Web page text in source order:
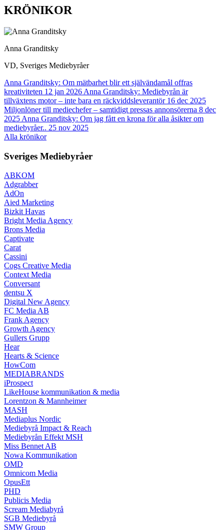
KRÖNIKOR
Anna Granditsky
VD, Sveriges Mediebyråer
Anna Granditsky: Om mätbarhet blir ett självändamål offras
kreativiteten 12 jan 2026 Anna Granditsky: Mediebyrån är
tillväxtens motor – inte bara en räckviddsleverantör16 dec 2025
Miljonlöner till mediechefer – samtidigt pressas annonsörerna 8 dec
2025 Anna Granditsky: Om jag fått en krona för alla åsikter om
mediebyråer.. 25 nov 2025
Alla krönikor
Sveriges Mediebyråer
ABKOM
Adgrabber
AdOn
Aied Marketing
Bizkit Havas
Bright Media Agency
Brons Media
Captivate
Carat
Cassini
Cogs Creative Media
Context Media
Conversant
dentsu X
Digital New Agency
FC Media AB
Frank Agency
Growth Agency
Gullers Grupp
Hear
Hearts & Science
HowCom
MEDIABRANDS
iProspect
LikeHouse kommunikation & media
Lorentzon & Mannheimer
MASH
Mediaplus Nordic
Mediebyrå Impact & Reach
Mediebyrån Effekt MSH
Miss Bennet AB
Nowa Kommunikation
OMD
Omnicom Media
OpusEtt
PHD
Publicis Media
Scream Mediabyrå
SGB Mediebyrå
SMW Group